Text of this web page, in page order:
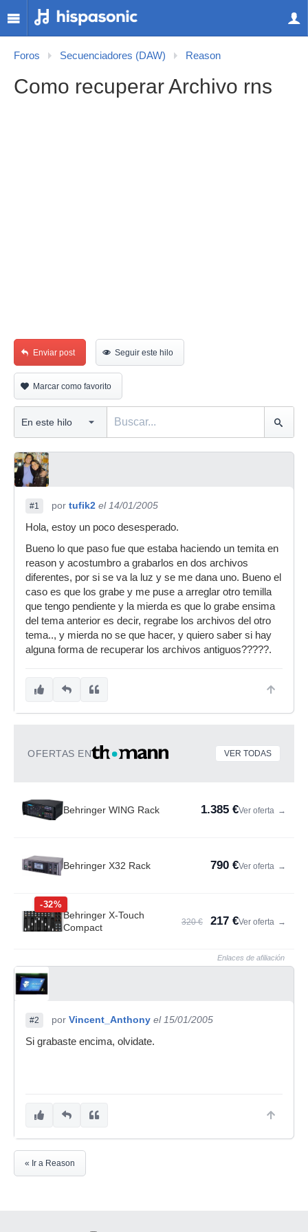
Foros Secuenciadores (DAW) Reason
Como recuperar Archivo rns
Enviar post Seguir este hilo
Marcar como favorito
#1 por tufik2 el 14/01/2005
Hola, estoy un poco desesperado.
Bueno lo que paso fue que estaba haciendo un temita en
reason y acostumbro a grabarlos en dos archivos
diferentes, por si se va la luz y se me dana uno. Bueno el
caso es que los grabe y me puse a arreglar otro temilla
que tengo pendiente y la mierda es que lo grabe ensima
del tema anterior es decir, regrabe los archivos del otro
tema.., y mierda no se que hacer, y quiero saber si hay
alguna forma de recuperar los archivos antiguos?????.
OFERTAS EN VER TODAS
Behringer WING Rack 1.385 €Ver oferta →
Behringer X32 Rack 790 €Ver oferta →
-32%
Behringer X-Touch
Compact
320 € 217 €Ver oferta →
Enlaces de afiliación
#2 por Vincent_Anthony el 15/01/2005
Si grabaste encima, olvidate.
« Ir a Reason